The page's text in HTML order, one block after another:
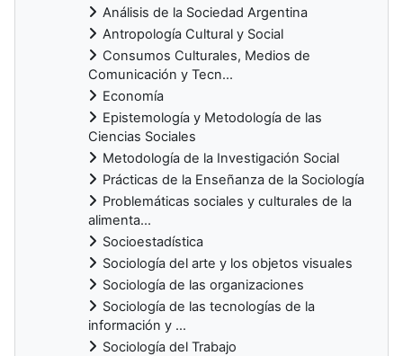
Análisis de la Sociedad Argentina
Antropología Cultural y Social
Consumos Culturales, Medios de
Comunicación y Tecn...
Economía
Epistemología y Metodología de las
Ciencias Sociales
Metodología de la Investigación Social
Prácticas de la Enseñanza de la Sociología
Problemáticas sociales y culturales de la
alimenta...
Socioestadística
Sociología del arte y los objetos visuales
Sociología de las organizaciones
Sociología de las tecnologías de la
información y ...
Sociología del Trabajo